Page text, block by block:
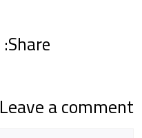
Share:
Leave a comment